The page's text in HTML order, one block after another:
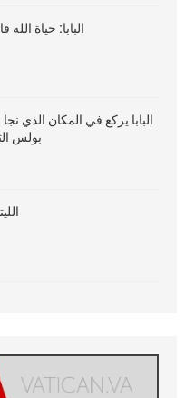
البابا: حياة الله
البابا يركع في المكان الذي نجا
بولس